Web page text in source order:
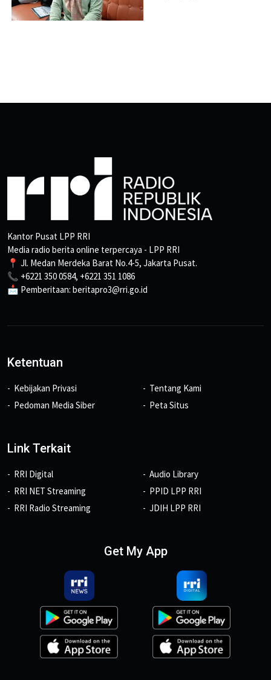
Kantor Pusat LPP RRI
Media radio berita online terpercaya - LPP RRI
📍 Jl. Medan Merdeka Barat No.4-5, Jakarta Pusat.
📞 +6221 350 0584, +6221 351 1086
📩 Pemberitaan: beritapro3@rri.go.id
Ketentuan
Kebijakan Privasi
Pedoman Media Siber
Tentang Kami
Peta Situs
Link Terkait
RRI Digital
RRI NET Streaming
RRI Radio Streaming
Audio Library
PPID LPP RRI
JDIH LPP RRI
Get My App